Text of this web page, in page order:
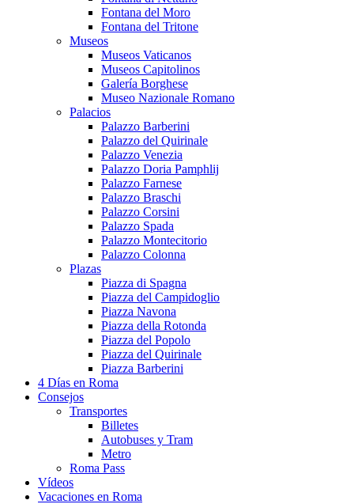
Fontana del Moro
Fontana del Tritone
Museos
Museos Vaticanos
Museos Capitolinos
Galería Borghese
Museo Nazionale Romano
Palacios
Palazzo Barberini
Palazzo del Quirinale
Palazzo Venezia
Palazzo Doria Pamphlij
Palazzo Farnese
Palazzo Braschi
Palazzo Corsini
Palazzo Spada
Palazzo Montecitorio
Palazzo Colonna
Plazas
Piazza di Spagna
Piazza del Campidoglio
Piazza Navona
Piazza della Rotonda
Piazza del Popolo
Piazza del Quirinale
Piazza Barberini
4 Días en Roma
Consejos
Transportes
Billetes
Autobuses y Tram
Metro
Roma Pass
Vídeos
Vacaciones en Roma